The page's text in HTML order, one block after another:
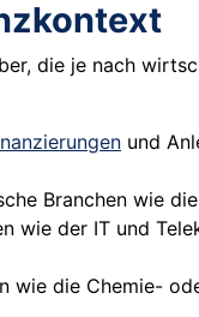
die je nach
und
Branchen wie
wie der IT und
wie die Chemie-